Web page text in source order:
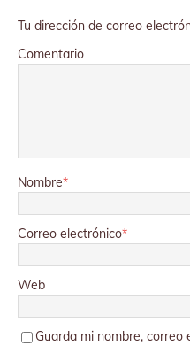
Tu dirección de correo
Comentario
Nombre*
Correo electrónico*
Web
Guarda mi nombre,